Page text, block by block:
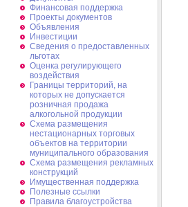
Финансовая поддержка
Проекты документов
Объявления
Инвестиции
Сведения о предоставленных
льготах
Оценка регулирующего
воздействия
Границы территорий, на
которых не допускается
розничная продажа
алкогольной продукции
Схема размещения
нестационарных торговых
объектов на территории
муниципального образования
Схема размещения рекламных
конструкций
Имущественная поддержка
Полезные ссылки
Правила благоустройства